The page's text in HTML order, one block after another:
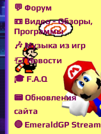
💬 Форум
📼 Видео - Обзоры,
Программы
🎶 Музыка из игр
🖅 Новости
🎓 F.A.Q
📟 Обновления
сайта
🔴 EmeraldGP Stream